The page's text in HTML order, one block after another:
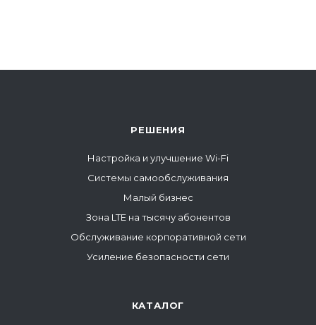
РЕШЕНИЯ
Настройка и улучшение Wi-Fi
Системы самообслуживания
Малый бизнес
Зона LTE на тысячу абонентов
Обслуживание корпоративной сети
Усиление безопасности сети
КАТАЛОГ